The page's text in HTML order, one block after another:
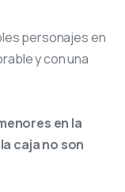
personajes en
y con una
en la
caja no son